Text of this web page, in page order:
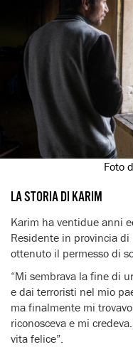
Foto
LA STORIA DI KARIM
Karim ha ventidue anni
Residente in provincia
ottenuto il permesso di
“Mi sembrava la fine di
e dai terroristi nel mio
ma finalmente mi
riconosceva e mi
vita felice”.